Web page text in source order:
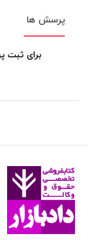
پرسش ها
برای ثبت